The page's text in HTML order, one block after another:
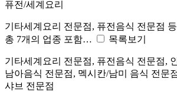
퓨전/세계요리
기타세계요리 전문점, 퓨전음식 전문점 등
총 7개의 업종 포함…
목록보기
기타세계요리 전문점, 퓨전음식 전문점,
남아음식 전문점, 멕시칸/남미 음식 전문
샤브 전문점